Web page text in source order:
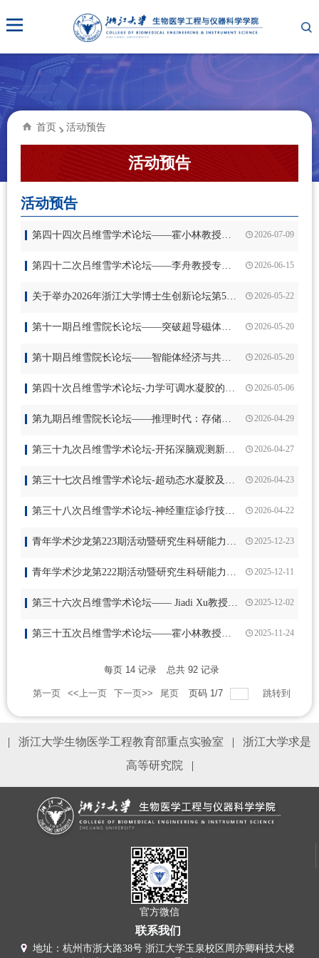
首页 活动预告
活动预告
活动预告
2026-07-09
第四十四次吕维雪学术论坛——霍小林教授专题报告会
2026-06-15
第四十二次吕维雪学术论坛——李舟教授专题报告会
2026-05-22
关于举办2026年浙江大学博士生创新论坛第572期生物医学工程学术论坛的通知
2026-05-20
第十一期吕维雪院长论坛——突破超导磁体国外长期垄断，在下一代无液氦技术上取得领先
2026-05-20
第十期吕维雪院长论坛——智能体经济与共有经济初探
2026-05-06
2026-04-29
第九期吕维雪院长论坛——推理时代：存储主控芯片价值重塑
2026-04-27
第三十九次吕维雪学术论坛-开拓深脑观测新窗口：微型化多光子成像技术的创新与应用
2026-04-23
2026-04-22
第三十八次吕维雪学术论坛-神经重症诊疗技术新进展
2025-12-23
2025-12-11
2025-12-02
第三十六次吕维雪学术论坛—— Jiadi Xu教授专题报告会
2025-11-24
第三十五次吕维雪学术论坛——霍小林教授专题报告会
每页 14 记录 总共 92 记录
第一页 <<上一页 下一页>> 尾页 页码 1 /7 跳转到
| 浙江大学生物医学工程教育部重点实验室 |
浙江大学求是
高等研究院
|
官方微信
联系我们
地址：杭州市浙大路38号 浙江大学玉泉校区周亦卿科技大楼